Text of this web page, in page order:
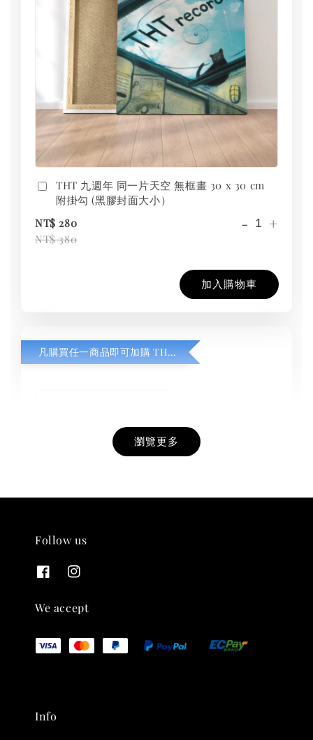
THT 九週年 同一片天空 無框畫 30 x 30 cm
附掛勾 (黑膠封面大小）
NT$ 280
NT$ 380
- +
加入購物車
凡購買任一商品即可加購 THT 九週年紀念 T-shirt
THT 九週年紀念 T-shirt
NT$ 880
加入購物車
瀏覽更多
Follow us
We accept
Info